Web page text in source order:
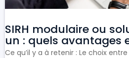
SIRH modulaire ou
un : quels avantages
Ce qu’il y a à retenir : Le choix